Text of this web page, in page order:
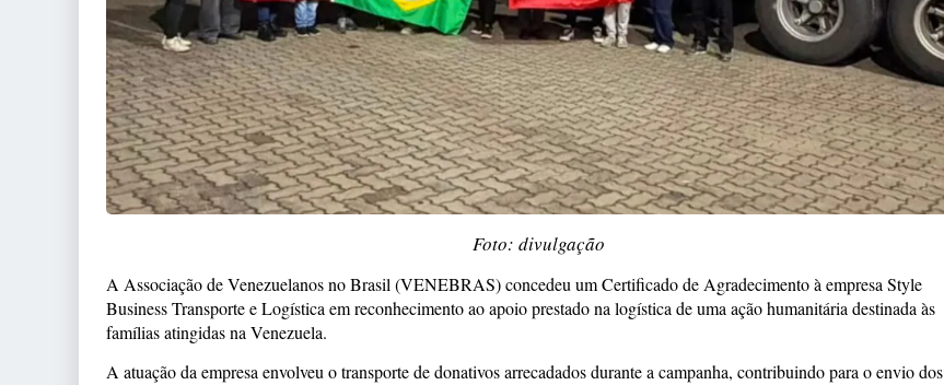
Foto: divulgação
A Associação de Venezuelanos no Brasil (VENEBRAS) concedeu um Certificado de Agradecimento à empresa Style
Business Transporte e Logística em reconhecimento ao apoio prestado na logística de uma ação humanitária destinada às
famílias atingidas na Venezuela.
A atuação da empresa envolveu o transporte de donativos arrecadados durante a campanha, contribuindo para o envio dos